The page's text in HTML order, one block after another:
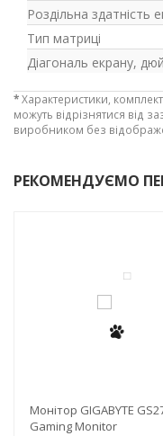
Роздільна здатність
Тип матриці
Діагональ екрану,
*Характеристики,
можуть відрізнятися від
виробником без
РЕКОМЕНДУЄМО
Монітор GIGABYTE
Gaming Monitor